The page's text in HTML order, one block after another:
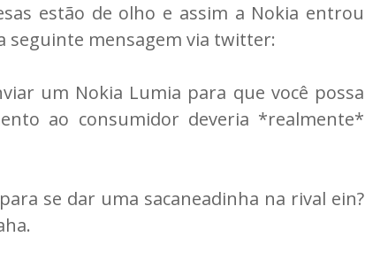
estão de olho e assim a Nokia entrou
seguinte mensagem via twitter:
um Nokia Lumia para que você possa
ao consumidor deveria *realmente*
se dar uma sacaneadinha na rival ein?